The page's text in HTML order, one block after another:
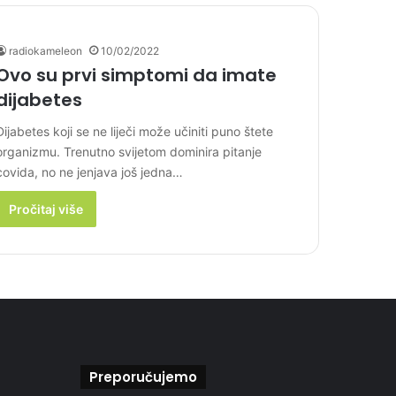
radiokameleon 10/02/2022
su prvi simptomi da imate
koji se ne liječi može učiniti puno štete
Trenutno svijetom dominira pitanje
no ne jenjava još jedna…
Pročitaj više
Preporučujemo